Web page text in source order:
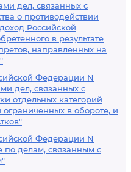
дел, связанных с
о противодействии
Российской
в результате
направленных на
Федерации N
дел, связанных с
отдельных категорий
ограниченных в обороте, и
Федерации N
по делам, связанным с